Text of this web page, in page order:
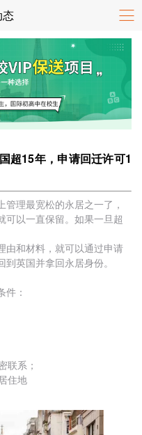
态
超15年，申请回迁许可1
理最宽松的永居之一了，
可以一直保留。如果一旦超
由和材料，就可以通过申请
英国并拿回永居身份。
：
联系；
住地